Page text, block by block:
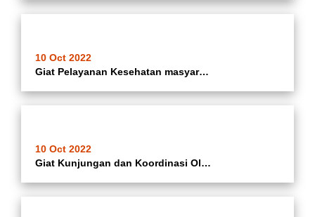
10 Oct 2022
Giat Pelayanan Kesehatan masyarakat diPosyandu Cempaka 7 RW.05 Kelurahan Poris Jaya
10 Oct 2022
Giat Kunjungan dan Koordinasi Oleh PSM Batuceper Kkekantor Kelurahan Poris Jaya